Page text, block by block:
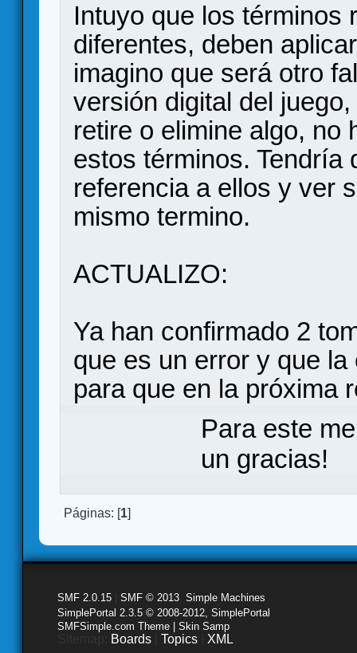
Intuyo que los
diferentes, deben
imagino que será otro
versión digital del
retire o elimine algo, no
estos términos. Tendría
referencia a ellos y ver
mismo termino.
ACTUALIZO:
Ya han confirmado 2
que es un error y que
para que en la próxima
Para este
un gracias!
Páginas: [1]
SMF 2.0.15 SMF © 2013 Simple Machines
SimplePortal 2.3.5 © 2008-2012, SimplePortal
SMFSimple.com Theme | Skin Samp
Boards Topics XML